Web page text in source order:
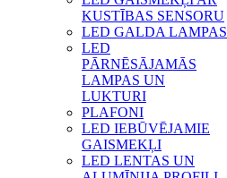
KUSTĪBAS SENSORU
LED GALDA LAMPAS
LED
PĀRNĒSĀJAMĀS
LAMPAS UN
LUKTURI
PLAFONI
LED IEBŪVĒJAMIE
GAISMEKĻI
LED LENTAS UN